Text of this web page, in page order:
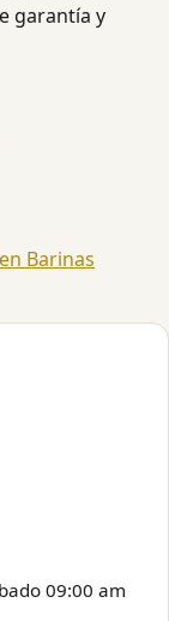
garantía y
Barinas
09:00 am